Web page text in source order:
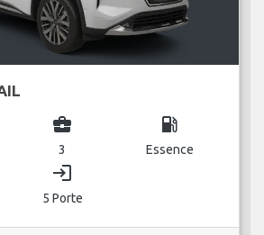
business_center
3
local_gas_station
Essence
login
5 Porte